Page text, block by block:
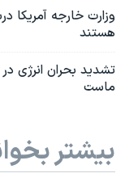
وزارت خارجه آمریکا
هستند
تشدید بحران انرژی
ماست
بیشتر